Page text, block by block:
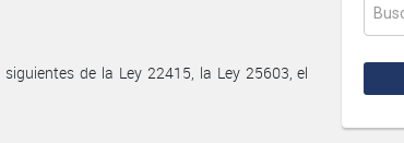
de la Ley 22415, la Ley 25603, el